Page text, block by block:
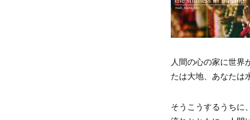
人間の心の家に世界
たは大地、あなたは
そうこうするうちに